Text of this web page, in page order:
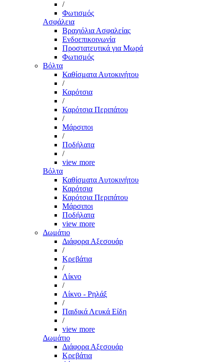
/
Φωτισμός
Ασφάλεια
Βραχιόλια Ασφαλείας
Ενδοεπικοινωνία
Προστατευτικά για Μωρά
Φωτισμός
Βόλτα
Καθίσματα Αυτοκινήτου
/
Καρότσια
/
Καρότσια Περιπάτου
/
Μάρσιποι
/
Ποδήλατα
/
view more
Βόλτα
Καθίσματα Αυτοκινήτου
Καρότσια
Καρότσια Περιπάτου
Μάρσιποι
Ποδήλατα
view more
Δωμάτιο
Διάφορα Αξεσουάρ
/
Κρεβάτια
/
Λίκνο
/
Λίκνο - Ρηλάξ
/
Παιδικά Λευκά Είδη
/
view more
Δωμάτιο
Διάφορα Αξεσουάρ
Κρεβάτια